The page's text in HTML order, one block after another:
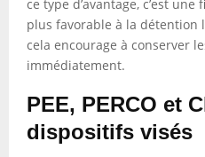
ce type d’avantage, c’est
plus favorable à la détention
cela encourage à conserver
immédiatement.
PEE, PERCO et
dispositifs visés